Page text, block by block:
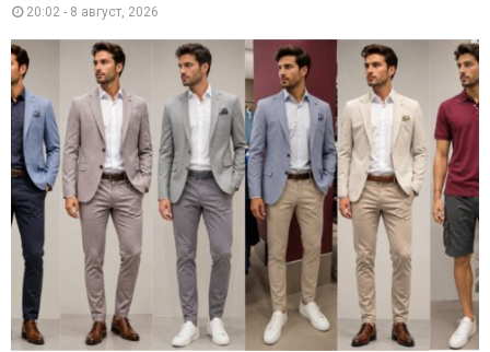
20:02 - 8 август, 2026